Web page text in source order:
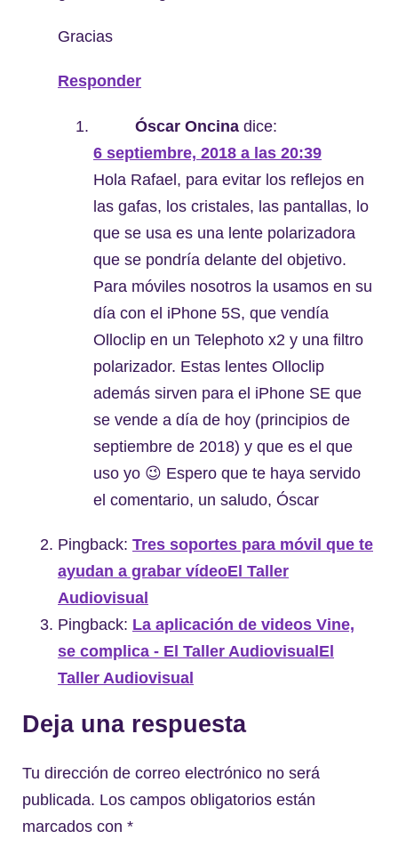
Gracias
Responder
Óscar Oncina dice:
6 septiembre, 2018 a las 20:39
Hola Rafael, para evitar los reflejos en
las gafas, los cristales, las pantallas, lo
que se usa es una lente polarizadora
que se pondría delante del objetivo.
Para móviles nosotros la usamos en su
día con el iPhone 5S, que vendía
Olloclip en un Telephoto x2 y una filtro
polarizador. Estas lentes Olloclip
además sirven para el iPhone SE que
se vende a día de hoy (principios de
septiembre de 2018) y que es el que
uso yo 😉 Espero que te haya servido
el comentario, un saludo, Óscar
Pingback: Tres soportes para móvil que te
ayudan a grabar vídeoEl Taller
Audiovisual
Pingback: La aplicación de videos Vine,
se complica - El Taller AudiovisualEl
Taller Audiovisual
Deja una respuesta
Tu dirección de correo electrónico no será
publicada. Los campos obligatorios están
marcados con *